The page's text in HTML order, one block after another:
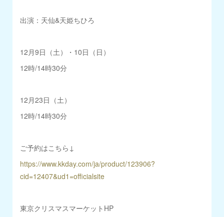
出演：天仙&天姫ちひろ
12月9日（土）・10日（日）
12時/14時30分
12月23日（土）
12時/14時30分
ご予約はこちら↓
https://www.kkday.com/ja/product/123906?
cid=12407&ud1=officialsite
東京クリスマスマーケットHP